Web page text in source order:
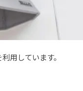
用しています。